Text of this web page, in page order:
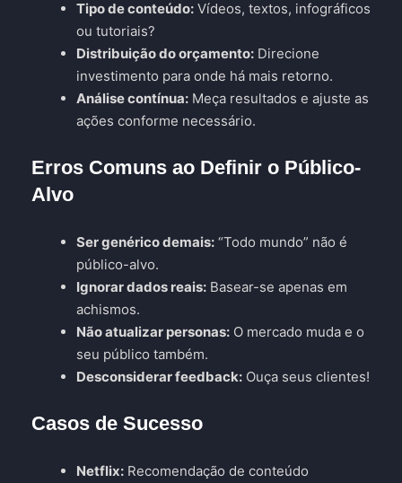
Tipo de conteúdo: Vídeos, textos, infográficos
ou tutoriais?
Distribuição do orçamento: Direcione
investimento para onde há mais retorno.
Análise contínua: Meça resultados e ajuste as
ações conforme necessário.
Erros Comuns ao Definir o Público-
Alvo
Ser genérico demais: “Todo mundo” não é
público-alvo.
Ignorar dados reais: Basear-se apenas em
achismos.
Não atualizar personas: O mercado muda e o
seu público também.
Desconsiderar feedback: Ouça seus clientes!
Casos de Sucesso
Netflix: Recomendação de conteúdo